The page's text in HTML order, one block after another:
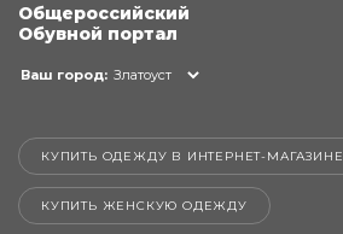
Общероссийский
Обувной портал
Ваш город: Златоуст
КУПИТЬ ОДЕЖДУ В ИНТЕРНЕТ-МАГАЗИНЕ
КУПИТЬ ЖЕНСКУЮ ОДЕЖДУ